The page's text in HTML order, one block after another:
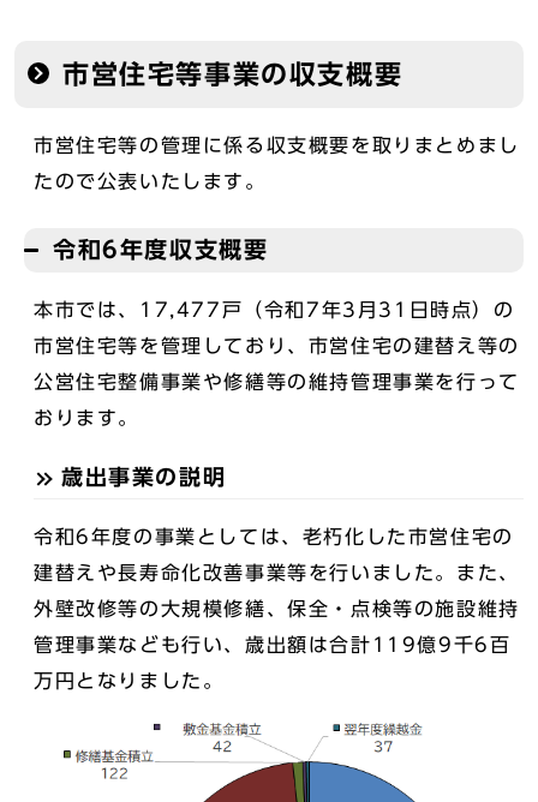
市営住宅等事業の収支概要
市営住宅等の管理に係る収支概要を取りまとめまし
たので公表いたします。
令和6年度収支概要
本市では、17,477戸（令和7年3月31日時点）の
市営住宅等を管理しており、市営住宅の建替え等の
公営住宅整備事業や修繕等の維持管理事業を行って
おります。
歳出事業の説明
令和6年度の事業としては、老朽化した市営住宅の
建替えや長寿命化改善事業等を行いました。また、
外壁改修等の大規模修繕、保全・点検等の施設維持
管理事業なども行い、歳出額は合計119億9千6百
万円となりました。